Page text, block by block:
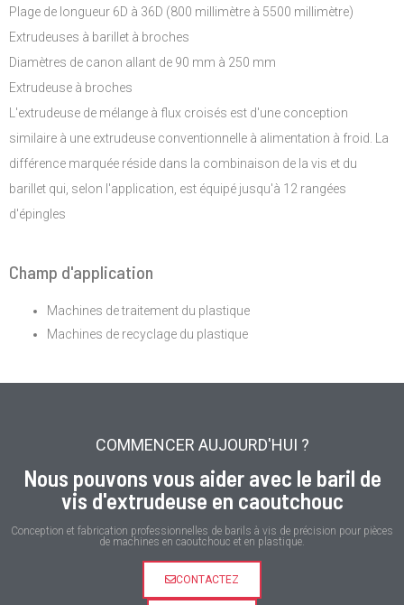
Plage de longueur 6D à 36D (800 millimètre à 5500 millimètre)
Extrudeuses à barillet à broches
Diamètres de canon allant de 90 mm à 250 mm
Extrudeuse à broches
L'extrudeuse de mélange à flux croisés est d'une conception
similaire à une extrudeuse conventionnelle à alimentation à froid. La
différence marquée réside dans la combinaison de la vis et du
barillet qui, selon l'application, est équipé jusqu'à 12 rangées
d'épingles
Champ d'application
Machines de traitement du plastique
Machines de recyclage du plastique
COMMENCER AUJOURD'HUI ?
Nous pouvons vous aider avec le baril de
vis d'extrudeuse en caoutchouc
Conception et fabrication professionnelles de barils à vis de précision pour pièces
de machines en caoutchouc et en plastique.
CONTACTEZ